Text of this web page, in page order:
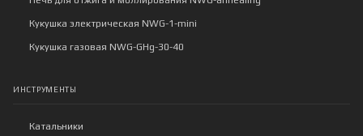
Кукушка электрическая NWG-1-mini
Кукушка газовая NWG-GHg-30-40
ИНСТРУМЕНТЫ
Катальники